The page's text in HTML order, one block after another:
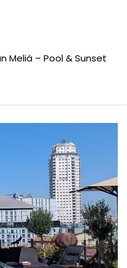
Meliá – Pool & Sunset